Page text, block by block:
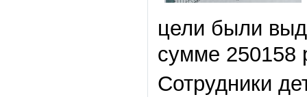
цели были
сумме 250158
Сотрудники